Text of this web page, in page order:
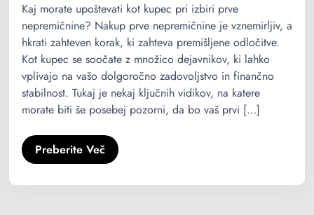
Kaj morate upoštevati kot kupec pri izbiri prve
nepremičnine? Nakup prve nepremičnine je vznemirljiv, a
hkrati zahteven korak, ki zahteva premišljene odločitve.
Kot kupec se soočate z množico dejavnikov, ki lahko
vplivajo na vašo dolgoročno zadovoljstvo in finančno
stabilnost. Tukaj je nekaj ključnih vidikov, na katere
morate biti še posebej pozorni, da bo vaš prvi […]
Preberite Več